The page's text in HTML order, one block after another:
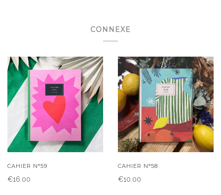
CONNEXE
CAHIER N°59
€16.00
CAHIER N°58
€10.00